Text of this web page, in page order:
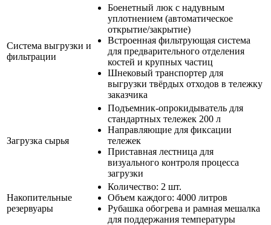
Система выгрузки и
фильтрации
Боенетный люк с надувным
уплотнением (автоматическое
открытие/закрытие)
Встроенная фильтрующая система
для предварительного отделения
костей и крупных частиц
Шнековый транспортер для
выгрузки твёрдых отходов в тележку
заказчика
Загрузка сырья
Подъемник-опрокидыватель для
стандартных тележек 200 л
Направляющие для фиксации
тележек
Приставная лестница для
визуального контроля процесса
загрузки
Накопительные
резервуары
Количество: 2 шт.
Объем каждого: 4000 литров
Рубашка обогрева и рамная мешалка
для поддержания температуры